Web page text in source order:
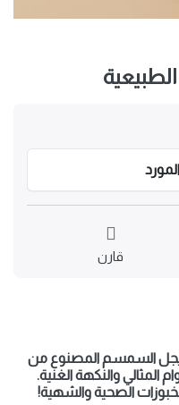
قارن
السمسم المصنوع من
المثالي والنكهة الغنية.
الصحية والشهية!